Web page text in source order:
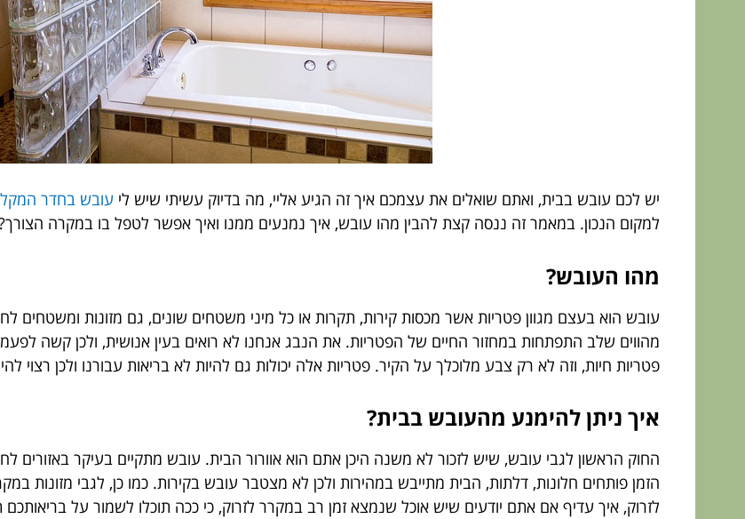
יש לכם עובש בבית, ואתם שואלים את עצמכם איך זה הגיע אליי, מה בדיוק עשיתי שיש לי עובש בחדר
למקום הנכון. במאמר זה ננסה קצת להבין מהו עובש, איך נמנעים ממנו ואיך אפשר לטפל בו במקרה
מהו העובש?
עובש הוא בעצם מגוון פטריות אשר מכסות קירות, תקרות או כל מיני משטחים שונים, גם מזונות ומשטחים
מהווים שלב התפתחות במחזור החיים של הפטריות. את הנבג אנחנו לא רואים בעין אנושית, ולכן קשה
פטריות חיות, וזה לא רק צבע מלוכלך על הקיר. פטריות אלה יכולות גם להיות לא בריאות עבורנו ולכן רצוי
איך ניתן להימנע מהעובש בבית?
החוק הראשון לגבי עובש, שיש לזכור לא משנה היכן אתם הוא אוורור הבית. עובש מתקיים בעיקר באזורים
הזמן פותחים חלונות, דלתות, הבית מתייבש במהירות ולכן לא מצטבר עובש בקירות. כמו כן, לגבי מזונות
לזרוק, איך עדיף אם אתם יודעים שיש אוכל שנמצא זמן רב במקרר לזרוק, כי ככה תוכלו לשמור על בריאותכם